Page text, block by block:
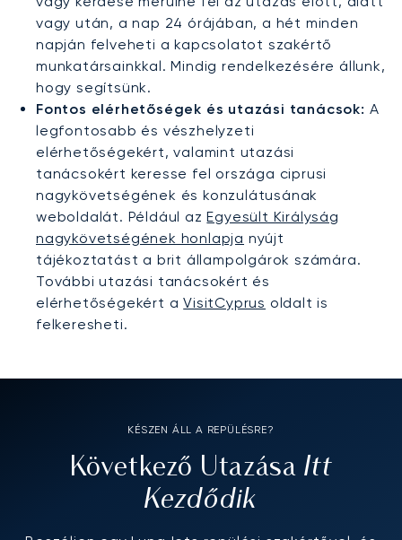
vagy után, a nap 24 órájában, a hét minden
napján felveheti a kapcsolatot szakértő
munkatársainkkal. Mindig rendelkezésére állunk,
hogy segítsünk.
Fontos elérhetőségek és utazási tanácsok: A
legfontosabb és vészhelyzeti
elérhetőségekért, valamint utazási
tanácsokért keresse fel országa ciprusi
nagykövetségének és konzulátusának
weboldalát. Például azEgyesült Királyság
nagykövetségének honlapja nyújt
tájékoztatást a brit állampolgárok számára.
További utazási tanácsokért és
elérhetőségekért aVisitCyprus oldalt is
felkeresheti.
KÉSZEN ÁLL A REPÜLÉSRE?
Következő Utazása Itt
Kezdődik